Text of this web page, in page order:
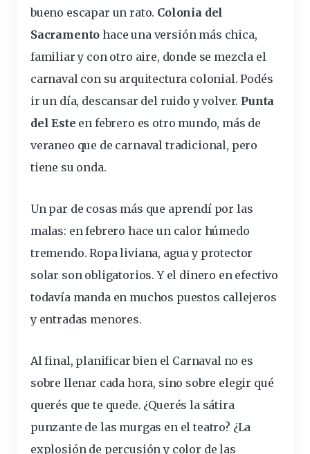
bueno escapar un rato. Colonia del
Sacramento hace una versión más chica,
familiar y con otro aire, donde se mezcla el
carnaval con su arquitectura colonial. Podés
ir un día, descansar del ruido y volver. Punta
del Este en febrero es otro mundo, más de
veraneo que de carnaval tradicional, pero
tiene su onda.
Un par de cosas más que aprendí por las
malas: en febrero hace un calor húmedo
tremendo. Ropa liviana, agua y protector
solar son obligatorios. Y el dinero en efectivo
todavía manda en muchos puestos callejeros
y entradas menores.
Al final, planificar bien el Carnaval no es
sobre llenar cada hora, sino sobre elegir qué
querés que te quede. ¿Querés la sátira
punzante de las murgas en elteatro? ¿La
explosión de percusión y color de las